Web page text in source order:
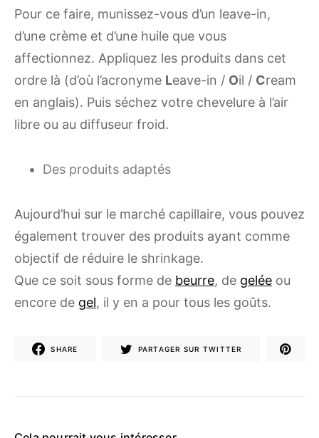
Pour ce faire, munissez-vous d’un leave-in,
d’une crème et d’une huile que vous
affectionnez. Appliquez les produits dans cet
ordre là (d’où l’acronyme Leave-in / Oil / Cream
en anglais). Puis séchez votre chevelure à l’air
libre ou au diffuseur froid.
Des produits adaptés
Aujourd’hui sur le marché capillaire, vous pouvez
également trouver des produits ayant comme
objectif de réduire le shrinkage.
Que ce soit sous forme de beurre, de gelée ou
encore de gel, il y en a pour tous les goûts.
SHARE PARTAGER SUR TWITTER